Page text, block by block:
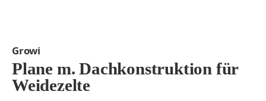
Growi
Plane m. Dachkonstruktion für
Weidezelte